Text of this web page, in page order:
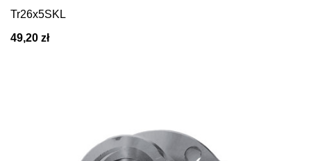
Tr26x5SKL
49,20 zł